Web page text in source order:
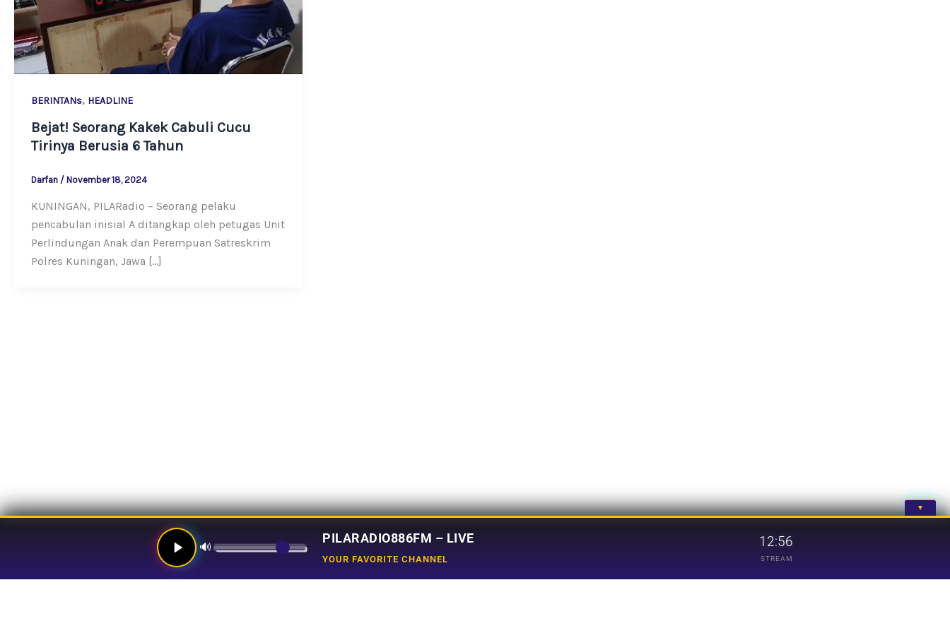
BERINTANs, HEADLINE
Bejat! Seorang Kakek Cabuli Cucu
Tirinya Berusia 6 Tahun
Darfan / November 18, 2024
KUNINGAN, PILARadio – Seorang pelaku
pencabulan inisial A ditangkap oleh petugas Unit
Perlindungan Anak dan Perempuan Satreskrim
Polres Kuningan, Jawa […]
▼
🔊
PILARADIO886FM – LIVE
YOUR FAVORITE CHANNEL
12:56
STREAM